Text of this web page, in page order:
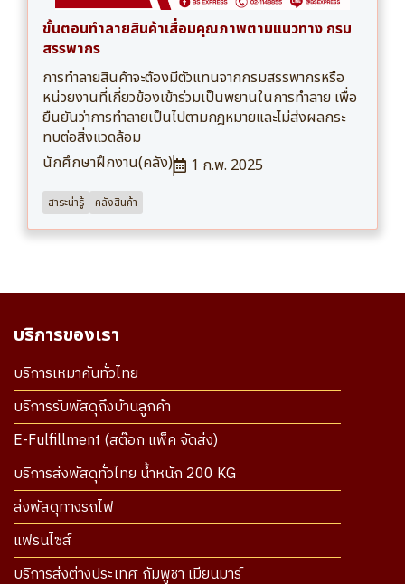
ขั้นตอนทำลายสินค้าเสื่อมคุณภาพตามแนวทาง กรม
สรรพากร
การทำลายสินค้าจะต้องมีตัวแทนจากกรมสรรพากรหรือ
หน่วยงานที่เกี่ยวข้องเข้าร่วมเป็นพยานในการทำลาย เพื่อ
ยืนยันว่าการทำลายเป็นไปตามกฎหมายและไม่ส่งผลกระ
ทบต่อสิ่งแวดล้อม
นักศึกษาฝึกงาน(คลัง)
1 ก.พ. 2025
สาระน่ารู้ คลังสินค้า
บริการของเรา
บริการเหมาคันทั่วไทย
บริการรับพัสดุถึงบ้านลูกค้า
E-Fulfillment (สต๊อก แพ็ค จัดส่ง)
บริการส่งพัสดุทั่วไทย น้ำหนัก 200 KG
ส่งพัสดุทางรถไฟ
แฟรนไซส์
บริการส่งต่างประเทศ กัมพูชา เมียนมาร์